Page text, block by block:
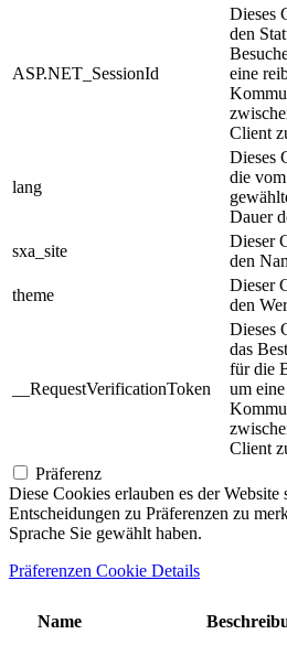
ASP.NET_SessionId
Dieses
den
eine
Client
lang
Dieses
die
Dauer
sxa_site
Dieser
den
theme
Dieser
den
__RequestVerificationToken
Dieses
das
für die
um
Client
Präferenz
Diese Cookies erlauben es der
Entscheidungen zu Präferenzen zu
Sprache Sie gewählt haben.
Präferenzen Cookie Details
Name